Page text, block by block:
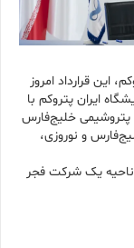
این قرارداد امروز
ایران پتروکم با
خلیج‌فارس
و نوروزی،
ناحیه یک شرکت فجر